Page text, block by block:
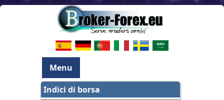
Menu
Indici di borsa